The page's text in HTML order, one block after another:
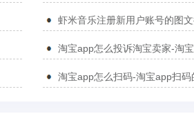
虾米音乐注册新用户账号的图
淘宝app怎么投诉淘宝卖家-淘
淘宝app怎么扫码-淘宝app扫码